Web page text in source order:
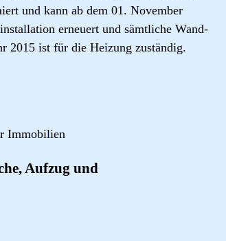
und kann ab dem 01. November
erneuert und sämtliche Wand-
2015 ist für die Heizung zuständig.
Immobilien
Aufzug und